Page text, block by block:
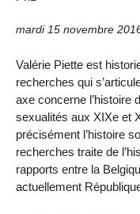
mardi 15 novembre
Valérie Piette est
recherches qui
axe concerne l’histoire
sexualités aux XIXe et
précisément l’histoire
recherches traite de
rapports entre la
actuellement